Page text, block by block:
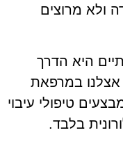
ולא מרוצים
היא הדרך
אצלנו במרפאת
טיפולי עיבוי
בלבד.